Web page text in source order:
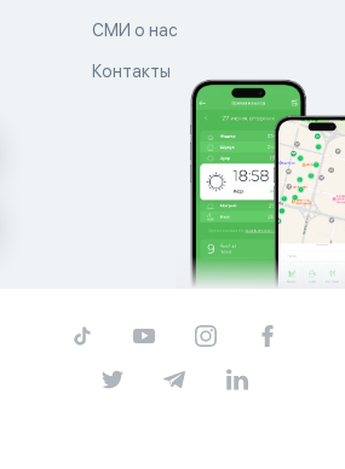
СМИ о нас
Контакты